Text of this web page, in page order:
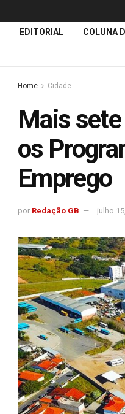
EDITORIAL COLUNA
Home Cidade
Mais
os
Emprego
por Redação GB julho